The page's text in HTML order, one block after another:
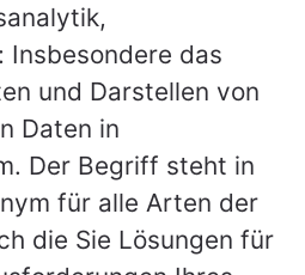
Insbesondere das
und Darstellen von
Daten in
Der Begriff steht in
für alle Arten der
die Sie Lösungen für